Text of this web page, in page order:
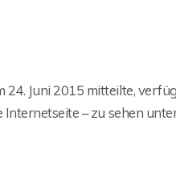
Juni 2015 mitteilte,
– zu sehen